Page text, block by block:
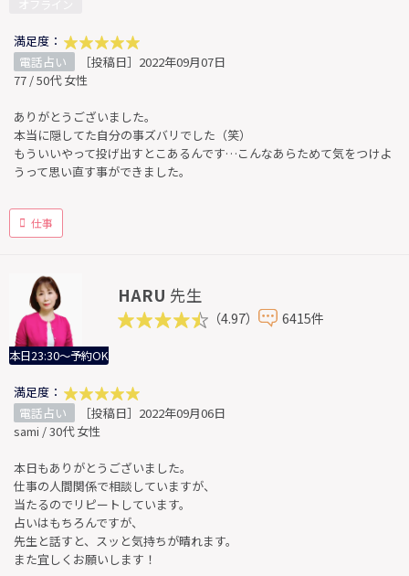
満足度：
電話占い
［投稿日］2022年09月07日
77 / 50代 女性
ありがとうございました。
本当に隠してた自分の事ズバリでした（笑）
もういいやって投げ出すとこあるんです…こんなあらためて気をつけよ
うって思い直す事ができました。
仕事
本日23:30～予約OK
HARU 先生
（4.97） 6415件
満足度：
電話占い
［投稿日］2022年09月06日
sami / 30代 女性
本日もありがとうございました。
仕事の人間関係で相談していますが、
当たるのでリピートしています。
占いはもちろんですが、
先生と話すと、スッと気持ちが晴れます。
また宜しくお願いします！